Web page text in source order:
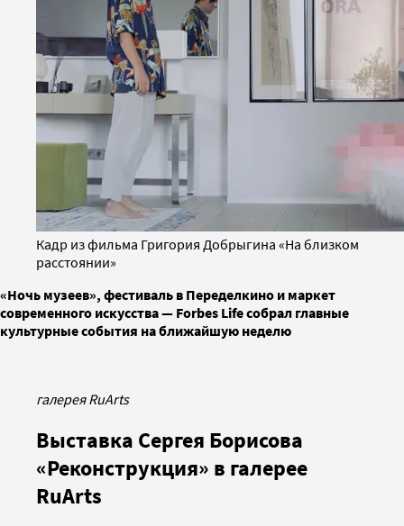
Кадр из фильма Григория Добрыгина «На близком
расстоянии»
«Ночь музеев», фестиваль в Переделкино и маркет
современного искусства — Forbes Life собрал главные
культурные события на ближайшую неделю
галерея RuArts
Выставка Сергея Борисова
«Реконструкция» в галерее
RuArts